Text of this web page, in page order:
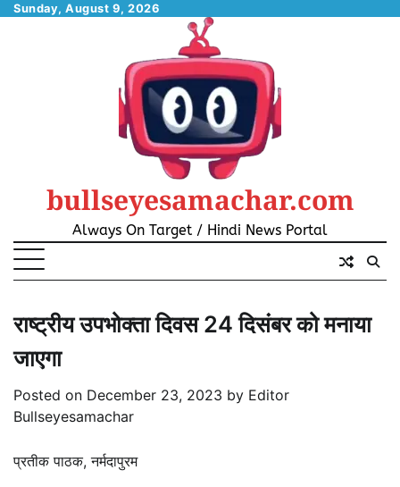
SkipSunday, August 9, 2026
bullseyesamachar.com
Always On Target / Hindi News Portal
राष्ट्रीय उपभोक्ता दिवस 24 दिसंबर को मनाया
जाएगा
Posted on December 23, 2023 by Editor
Bullseyesamachar
प्रतीक पाठक, नर्मदापुरम